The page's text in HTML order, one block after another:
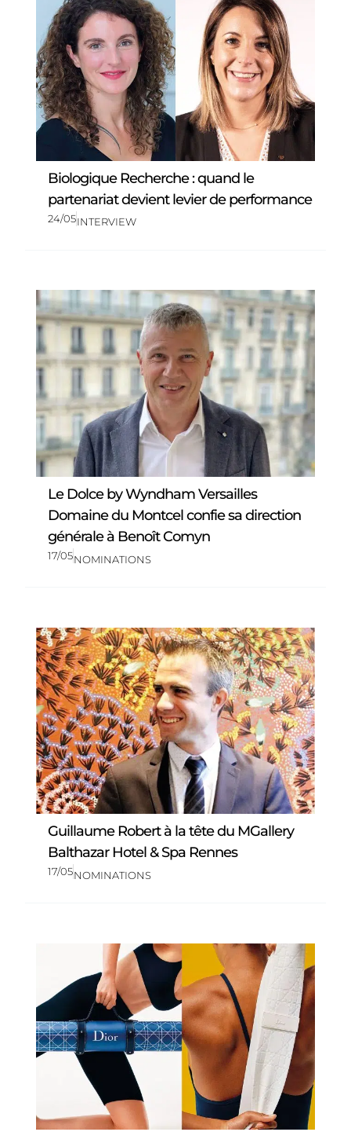
Biologique Recherche : quand le
partenariat devient levier de performance
24/05INTERVIEW
Le Dolce by Wyndham Versailles
Domaine du Montcel confie sa direction
générale à Benoît Comyn
17/05NOMINATIONS
Guillaume Robert à la tête du MGallery
Balthazar Hotel & Spa Rennes
17/05NOMINATIONS